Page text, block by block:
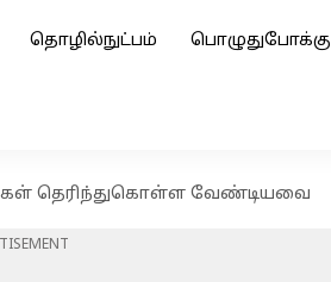
தொழில்நுட்பம் பொழுதுபோக்கு
தெரிந்துகொள்ள வேண்டியவை